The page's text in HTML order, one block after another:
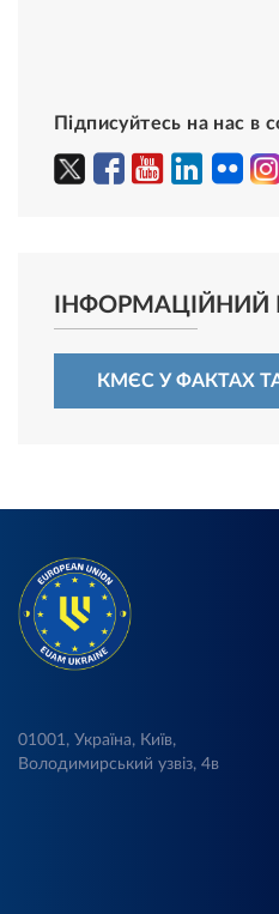
Підписуйтесь на нас в
КМЄС У ФАКТАХ
01001, Україна, Київ,
Володимирський узвіз, 4в